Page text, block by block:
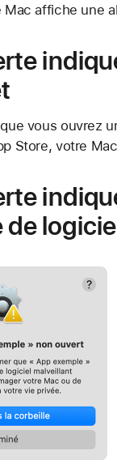
Mac affiche une
vous ouvrez
Store, votre